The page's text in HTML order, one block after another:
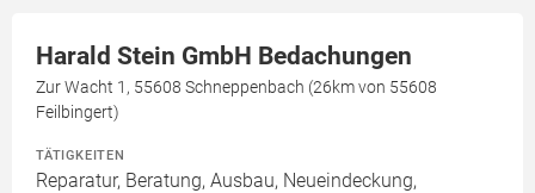
Harald Stein GmbH Bedachungen
Zur Wacht 1, 55608 Schneppenbach (26km von 55608
Feilbingert)
TÄTIGKEITEN
Reparatur, Beratung, Ausbau, Neueindeckung,